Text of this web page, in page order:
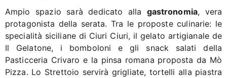
Ampio spazio sarà dedicato alla gastronomia, vera
protagonista della serata. Tra le proposte culinarie: le
specialità siciliane di Ciuri Ciuri, il gelato artigianale de
Il Gelatone, i bomboloni e gli snack salati della
Pasticceria Crivaro e la pinsa romana proposta da Mò
Pizza. Lo Strettoio servirà grigliate, tortelli alla piastra